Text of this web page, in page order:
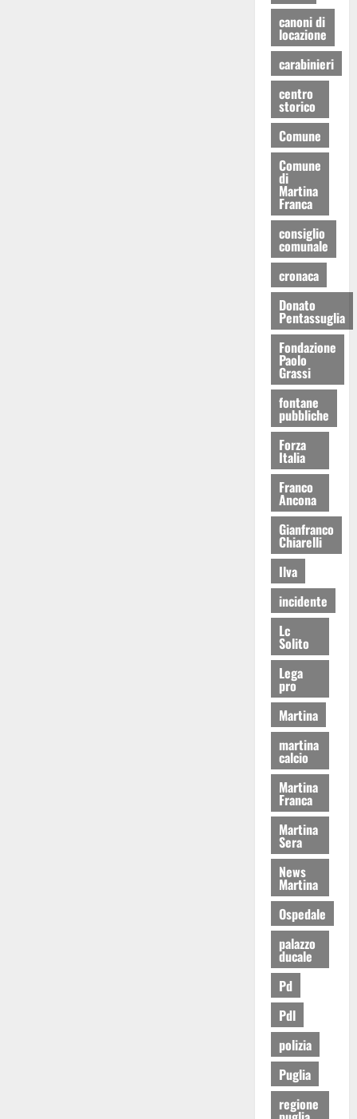
canoni di
locazione
carabinieri
centro
storico
Comune
Comune
di
Martina
Franca
consiglio
comunale
cronaca
Donato
Pentassuglia
Fondazione
Paolo
Grassi
fontane
pubbliche
Forza
Italia
Franco
Ancona
Gianfranco
Chiarelli
Ilva
incidente
Lc
Solito
Lega
pro
Martina
martina
calcio
Martina
Franca
Martina
Sera
News
Martina
Ospedale
palazzo
ducale
Pd
Pdl
polizia
Puglia
regione